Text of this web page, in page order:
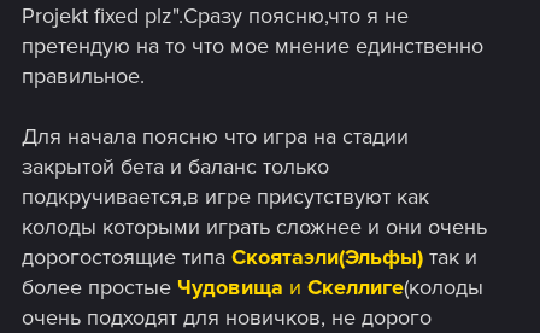
Projekt fixed plz".Сразу поясню,что я не
претендую на то что мое мнение единственно
правильное.
Для начала поясню что игра на стадии
закрытой бета и баланс только
подкручивается,в игре присутствуют как
колоды которыми играть сложнее и они очень
дорогостоящие типа Скоятаэли(Эльфы) так и
более простые Чудовища и Скеллиге(колоды
очень подходят для новичков, не дорого